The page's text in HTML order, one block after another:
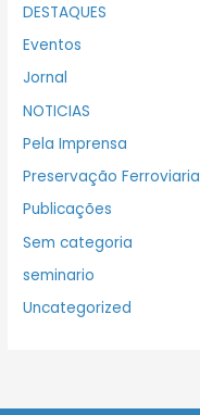
DESTAQUES
Eventos
Jornal
NOTICIAS
Pela Imprensa
Preservação Ferroviaria
Publicações
Sem categoria
seminario
Uncategorized